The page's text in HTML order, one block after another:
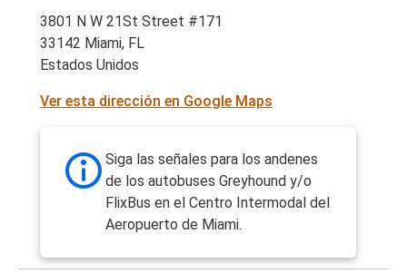
3801 N W 21St Street #171
33142 Miami, FL
Estados Unidos
Ver esta dirección en Google Maps
Siga las señales para los andenes
de los autobuses Greyhound y/o
FlixBus en el Centro Intermodal del
Aeropuerto de Miami.